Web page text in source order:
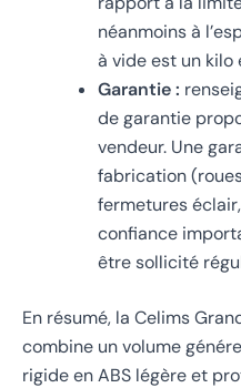
néanmoins à
à vide est un kilo
Garantie :
de garantie
vendeur. Une
fabrication
fermetures
confiance
être sollicité
En résumé, la Celims
combine un volume
rigide en ABS légère et